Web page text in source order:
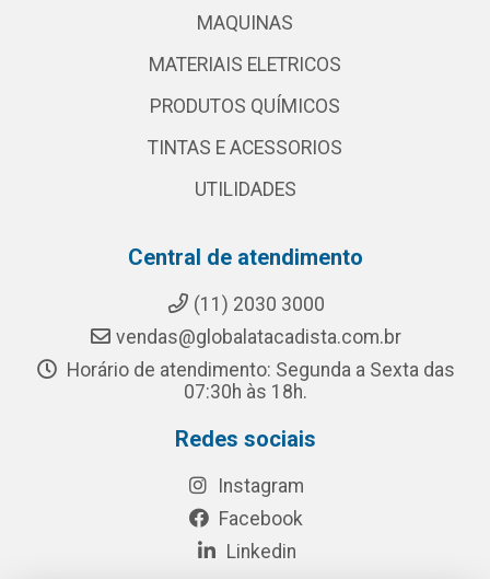
MAQUINAS
MATERIAIS ELETRICOS
PRODUTOS QUÍMICOS
TINTAS E ACESSORIOS
UTILIDADES
Central de atendimento
(11) 2030 3000
vendas@globalatacadista.com.br
Horário de atendimento: Segunda a Sexta das
07:30h às 18h.
Redes sociais
Instagram
Facebook
Linkedin